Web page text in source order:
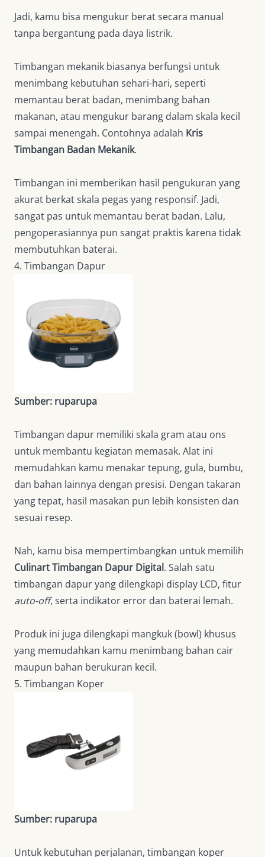
Jadi, kamu bisa mengukur berat secara manual
tanpa bergantung pada daya listrik.
Timbangan mekanik biasanya berfungsi untuk
menimbang kebutuhan sehari-hari, seperti
memantau berat badan, menimbang bahan
makanan, atau mengukur barang dalam skala kecil
sampai menengah. Contohnya adalah Kris
Timbangan Badan Mekanik.
Timbangan ini memberikan hasil pengukuran yang
akurat berkat skala pegas yang responsif. Jadi,
sangat pas untuk memantau berat badan. Lalu,
pengoperasiannya pun sangat praktis karena tidak
membutuhkan baterai.
4. Timbangan Dapur
Sumber: ruparupa
Timbangan dapur memiliki skala gram atau ons
untuk membantu kegiatan memasak. Alat ini
memudahkan kamu menakar tepung, gula, bumbu,
dan bahan lainnya dengan presisi. Dengan takaran
yang tepat, hasil masakan pun lebih konsisten dan
sesuai resep.
Nah, kamu bisa mempertimbangkan untuk memilih
Culinart Timbangan Dapur Digital. Salah satu
timbangan dapur yang dilengkapi display LCD, fitur
auto-off, serta indikator error dan baterai lemah.
Produk ini juga dilengkapi mangkuk (bowl) khusus
yang memudahkan kamu menimbang bahan cair
maupun bahan berukuran kecil.
5. Timbangan Koper
Sumber: ruparupa
Untuk kebutuhan perjalanan, timbangan koper